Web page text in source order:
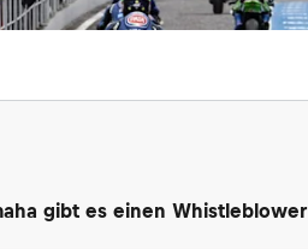
gibt es einen Whistleblower